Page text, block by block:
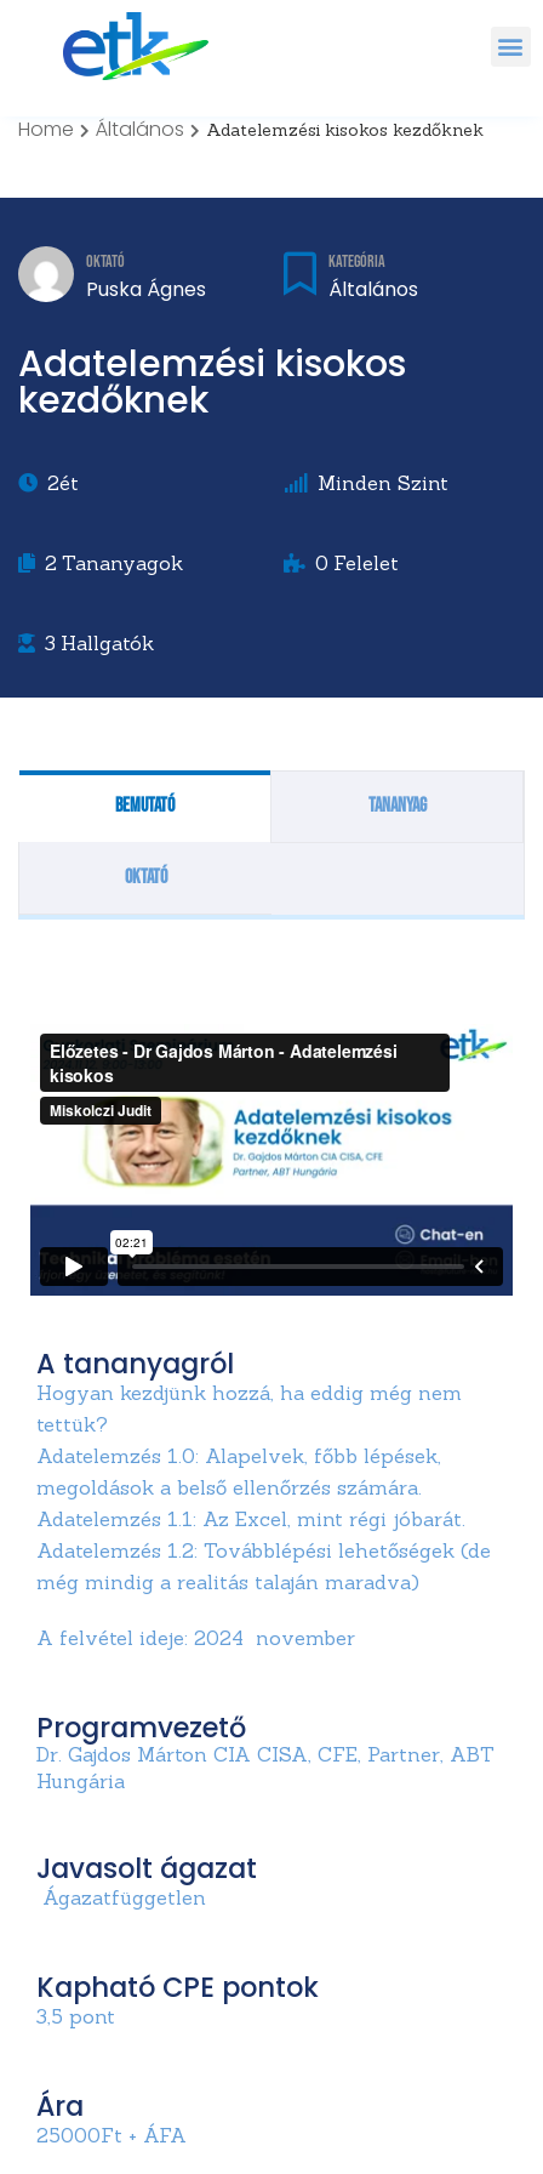
Home Általános Adatelemzési kisokos kezdőknek
Oktató
Puska Ágnes
Kategória
Általános
Adatelemzési kisokos
kezdőknek
2ét Minden Szint
2 Tananyagok 0 Felelet
3 Hallgatók
Bemutató Tananyag
Oktató
A tananyagról
Hogyan kezdjünk hozzá, ha eddig még nem
tettük?
Adatelemzés 1.0: Alapelvek, főbb lépések,
megoldások a belső ellenőrzés számára.
Adatelemzés 1.1: Az Excel, mint régi jóbarát.
Adatelemzés 1.2: Továbblépési lehetőségek (de
még mindig a realitás talaján maradva)
A felvétel ideje: 2024 november
Programvezető
Dr. Gajdos Márton CIA CISA, CFE, Partner, ABT
Hungária
Javasolt ágazat
Ágazatfüggetlen
Kapható CPE pontok
3,5 pont
Ára
25000Ft + ÁFA